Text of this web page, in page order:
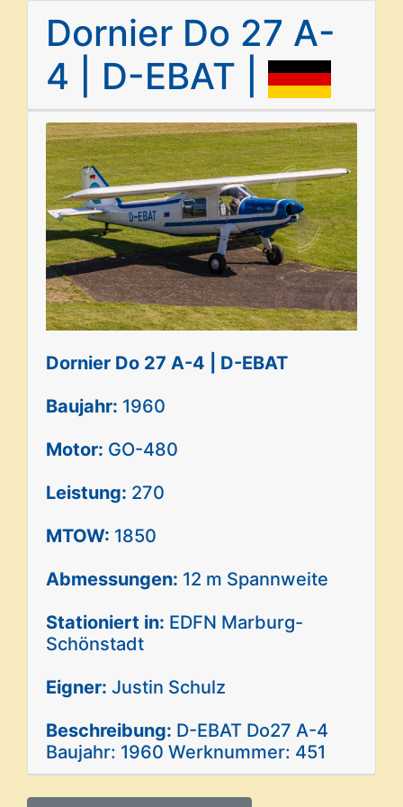
Dornier Do 27 A-
4 | D-EBAT |
Dornier Do 27 A-4 | D-EBAT
Baujahr: 1960
Motor: GO-480
Leistung: 270
MTOW: 1850
Abmessungen: 12 m Spannweite
Stationiert in: EDFN Marburg-
Schönstadt
Eigner: Justin Schulz
Beschreibung: D-EBAT Do27 A-4
Baujahr: 1960 Werknummer: 451